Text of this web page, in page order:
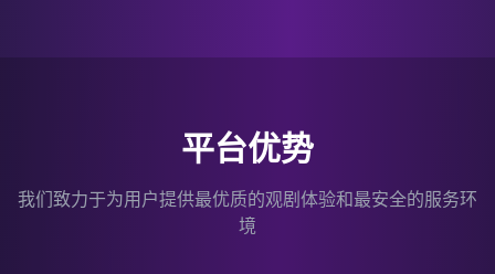
平台优势
我们致力于为用户提供最优质的观剧体验和最安全的服务环
境